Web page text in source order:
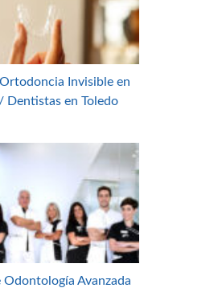
Ortodoncia Invisible en
Dentistas en Toledo
Avanzada